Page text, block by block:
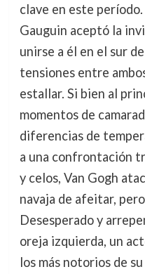
clave en este
Gauguin aceptó la
unirse a él en el sur
tensiones entre
estallar. Si bien al
momentos de
diferencias de
a una confrontación
y celos, Van Gogh
navaja de afeitar,
Desesperado y
oreja izquierda, un
los más notorios de